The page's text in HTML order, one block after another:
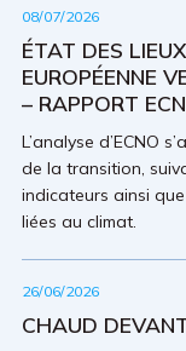
08/07/2026
ÉTAT DES
EUROPÉENNE
– RAPPORT
L’analyse d’ECNO
de la transition,
indicateurs ainsi
liées au climat.
26/06/2026
CHAUD